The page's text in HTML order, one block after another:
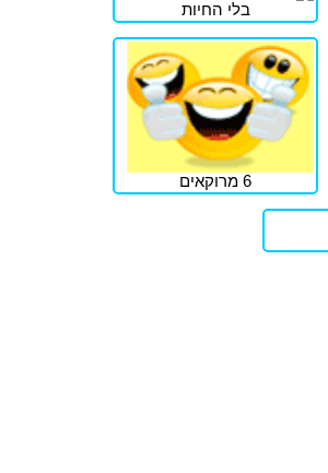
בלי החיות
6 מרוקאים